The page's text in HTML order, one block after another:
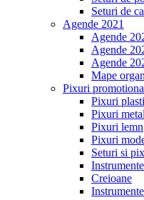
Seturi de
Agende 2021
Agende
Agende
Agende
Mape
Pixuri
Pixuri
Pixuri
Pixuri lemn
Pixuri
Seturi si
Creioane